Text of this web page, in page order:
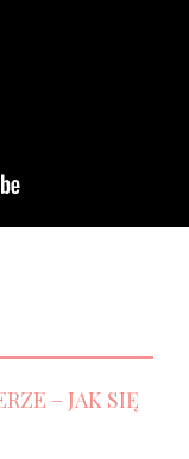
– JAK SIĘ